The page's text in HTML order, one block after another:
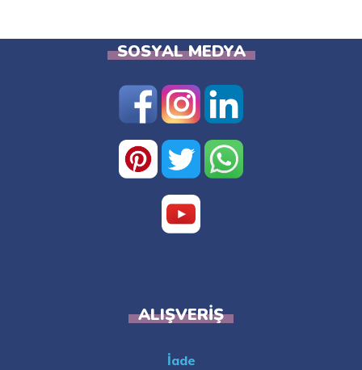
SOSYAL MEDYA
ALIŞVERIŞ
İade